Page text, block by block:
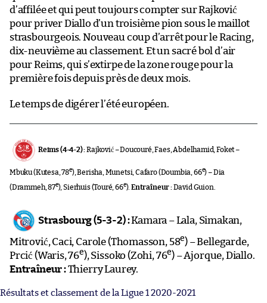
d’affilée et qui peut toujours compter sur Rajković
pour priver Diallo d’un troisième pion sous le maillot
strasbourgeois. Nouveau coup d’arrêt pour le Racing,
dix-neuvième au classement. Et un sacré bol d’air
pour Reims, qui s’extirpe de la zone rouge pour la
première fois depuis près de deux mois.
Le temps de digérer l’été européen.
Reims (4-4-2) :Rajković – Doucouré, Faes, Abdelhamid, Foket –
Mbuku (Kutesa, 78e), Berisha, Munetsi, Cafaro (Doumbia, 66e) – Dia
(Drammeh, 87e), Sierhuis (Touré, 66e).Entraîneur :David Guion.
Strasbourg (5-3-2) :Kamara – Lala, Simakan,
Mitrović, Caci, Carole (Thomasson, 58e) – Bellegarde,
Prcić (Waris, 76e), Sissoko (Zohi, 76e) – Ajorque, Diallo.
Entraîneur :Thierry Laurey.
Résultats et classement de la Ligue 1 2020-2021